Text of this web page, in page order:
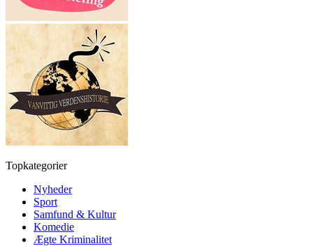
Topkategorier
Nyheder
Sport
Samfund & Kultur
Komedie
Ægte Kriminalitet